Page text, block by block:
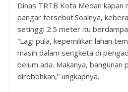
Dinas TRTB Kota Medan
pangar tersebut.Soalnya,
setinggi 2.5 meter itu
“Lagi pula, kepemilikan lahan
masih dalam sengketa di
belum ada. Makanya, bangunan
dirobohkan,” ungkapnya.